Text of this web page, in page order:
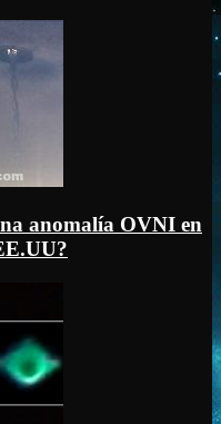
anomalía OVNI en